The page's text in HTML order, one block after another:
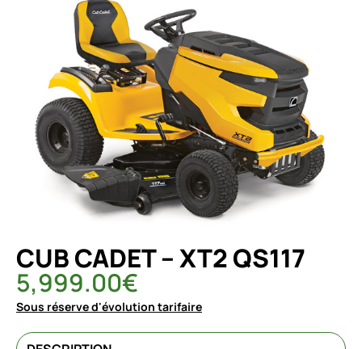
CUB CADET – XT2 QS117
5,999.00€
Sous réserve d'évolution tarifaire